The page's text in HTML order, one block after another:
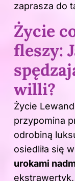
zaprasza do
Życie
fleszy:
willi?
Życie
przypomina
odrobiną
osiedliła się
urokami
ekstrawertyk,